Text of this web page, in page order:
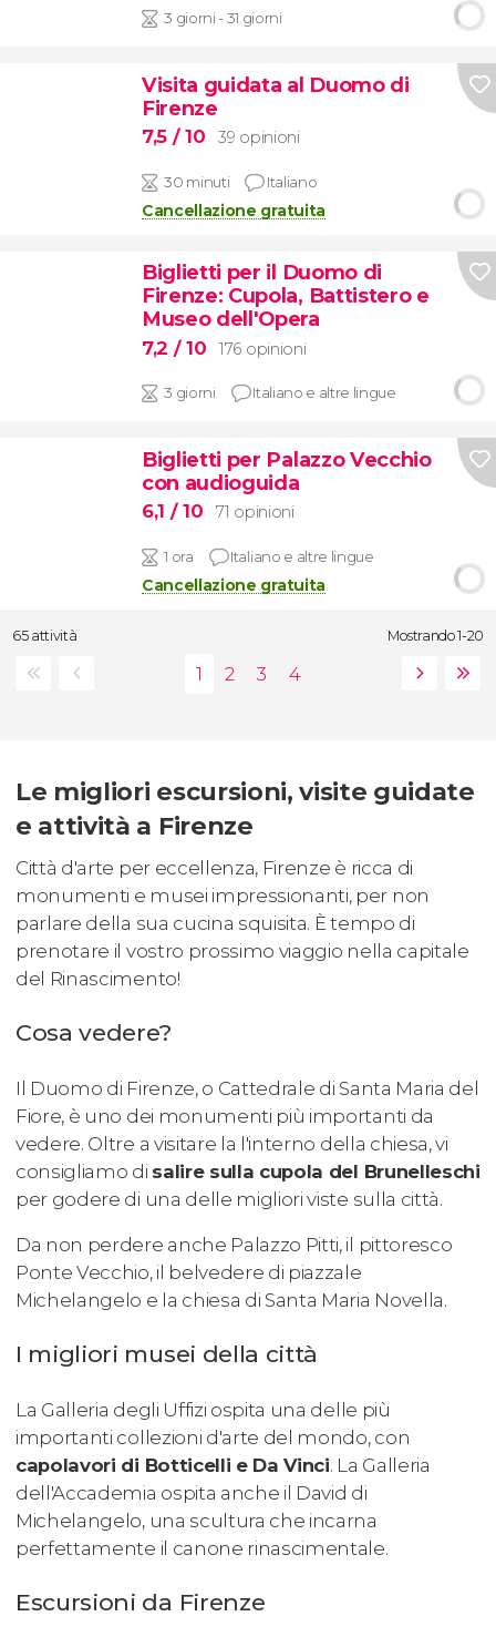
3 giorni - 31 giorni
Visita guidata al Duomo di
Firenze
7,5 / 10 39 opinioni
30 minuti Italiano
Cancellazione gratuita
Biglietti per il Duomo di
Firenze: Cupola, Battistero e
Museo dell'Opera
7,2 / 10 176 opinioni
3 giorni Italiano e altre lingue
Biglietti per Palazzo Vecchio
con audioguida
6,1 / 10 71 opinioni
1 ora Italiano e altre lingue
Cancellazione gratuita
65 attività Mostrando 1-20
Le migliori escursioni, visite guidate
e attività a Firenze
Città d'arte per eccellenza, Firenze è ricca di
monumenti e musei impressionanti, per non
parlare della sua cucina squisita. È tempo di
prenotare il vostro prossimo viaggio nella capitale
del Rinascimento!
Cosa vedere?
Il Duomo di Firenze, o Cattedrale di Santa Maria del
Fiore, è uno dei monumenti più importanti da
vedere. Oltre a visitare la l'interno della chiesa, vi
consigliamo di salire sulla cupola del Brunelleschi
per godere di una delle migliori viste sulla città.
Da non perdere anche Palazzo Pitti, il pittoresco
Ponte Vecchio, il belvedere di piazzale
Michelangelo e la chiesa di Santa Maria Novella.
I migliori musei della città
La Galleria degli Uffizi ospita una delle più
importanti collezioni d'arte del mondo, con
capolavori di Botticelli e Da Vinci. La Galleria
dell'Accademia ospita anche il David di
Michelangelo, una scultura che incarna
perfettamente il canone rinascimentale.
Escursioni da Firenze